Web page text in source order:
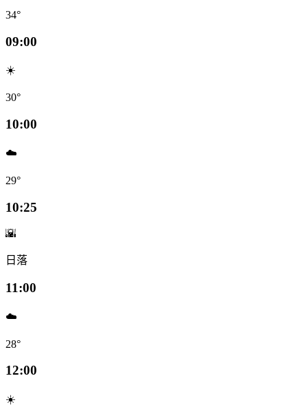
34°
09:00
☀️
30°
10:00
☁️
29°
10:25
🌇
日落
11:00
☁️
28°
12:00
☀️